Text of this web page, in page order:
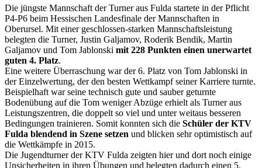
Die jüngste Mannschaft der Turner aus Fulda startete in der Pflicht
P4-P6 beim Hessischen Landesfinale der Mannschaften in
Oberursel. Mit einer geschlossen-starken Mannschaftsleistung
belegten die Turner, Justin Galjamov, Roderik Bendik, Martin
Galjamov und Tom Jablonski mit 228 Punkten einen unerwartet
guten 4. Platz.
Eine weitere Überraschung war der 6. Platz von Tom Jablonski in
der Einzelwertung, der den besten Wettkampf seiner Karriere turnte.
Beispielhaft war seine technisch gute und sauber geturnte
Bodenübung auf die Tom weniger Abzüge erhielt als Turner aus
Leistungszentren, die doppelt so viel und unter weitaus besseren
Bedingungen trainieren. Somit konnten sich die Schüler der KTV
Fulda blendend in Szene setzen und blicken sehr optimistisch auf
die Wettkämpfe in 2015.
Die Jugendturner der KTV Fulda zeigten hier und dort noch einige
Unsicherheiten in ihren Übungen und belegten dadurch einen 5.